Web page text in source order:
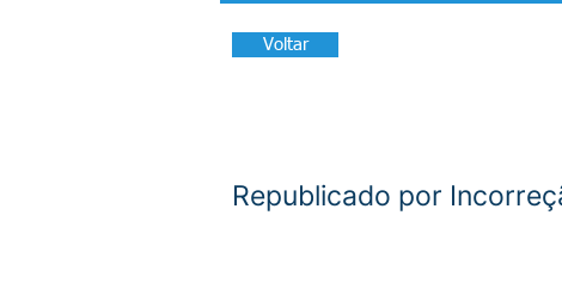
Voltar
Republicado por